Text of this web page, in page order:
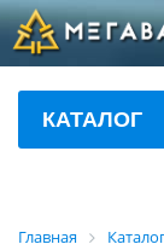
КАТАЛОГ
Главная